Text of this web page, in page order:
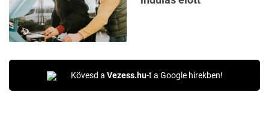
Kövesd a Vezess.hu-t a Google hírekben!